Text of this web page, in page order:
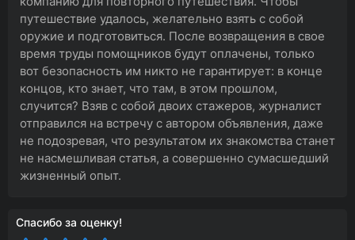
путешествие удалось, желательно взять с собой
оружие и подготовиться. После возвращения в свое
время труды помощников будут оплачены, только
вот безопасность им никто не гарантирует: в конце
концов, кто знает, что там, в этом прошлом,
случится? Взяв с собой двоих стажеров, журналист
отправился на встречу с автором объявления, даже
не подозревая, что результатом их знакомства станет
не насмешливая статья, а совершенно сумасшедший
жизненный опыт.
Спасибо за оценку!